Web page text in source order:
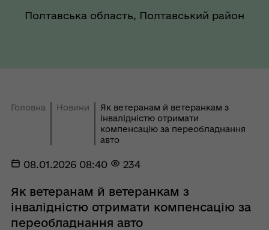
Полтавська область, Полтавський район
Головна Новини
Як ветеранам й ветеранкам з
інвалідністю отримати
компенсацію за переобладнання
авто
08.01.2026 08:40 234
Як ветеранам й ветеранкам з
інвалідністю отримати компенсацію за
переобладнання авто